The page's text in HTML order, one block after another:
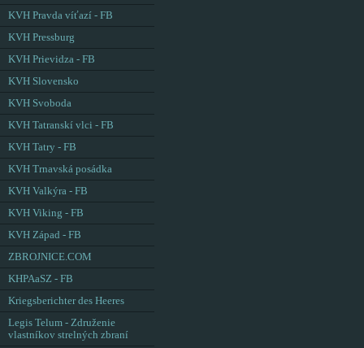
KVH Pravda víťazí - FB
KVH Pressburg
KVH Prievidza - FB
KVH Slovensko
KVH Svoboda
KVH Tatranskí vlci - FB
KVH Tatry - FB
KVH Trnavská posádka
KVH Valkýra - FB
KVH Viking - FB
KVH Západ - FB
ZBROJNICE.COM
KHPAaSZ - FB
Kriegsberichter des Heeres
Legis Telum - Združenie
vlastníkov strelných zbraní